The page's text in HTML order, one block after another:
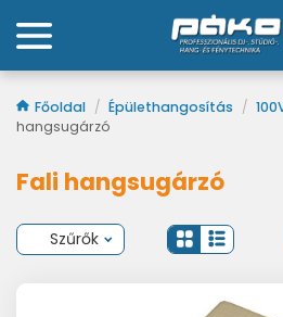
Főoldal / Épülethangosítás /
hangsugárzó
Fali hangsugárzó
Szűrők